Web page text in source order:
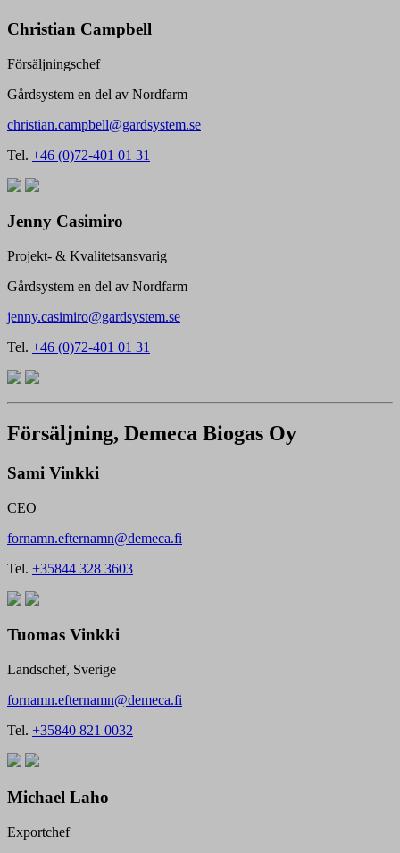
Christian Campbell
Försäljningschef
Gårdsystem en del av Nordfarm
christian.campbell@gardsystem.se
Tel. +46 (0)72-401 01 31
Jenny Casimiro
Projekt- & Kvalitetsansvarig
Gårdsystem en del av Nordfarm
jenny.casimiro@gardsystem.se
Tel. +46 (0)72-401 01 31
Försäljning, Demeca Biogas Oy
Sami Vinkki
CEO
fornamn.efternamn@demeca.fi
Tel. +35844 328 3603
Tuomas Vinkki
Landschef, Sverige
fornamn.efternamn@demeca.fi
Tel. +35840 821 0032
Michael Laho
Exportchef